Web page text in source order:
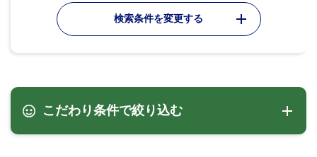
検索条件を変更する
こだわり条件で絞り込む